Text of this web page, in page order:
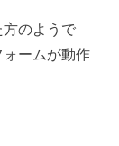
のようで
ームが動作